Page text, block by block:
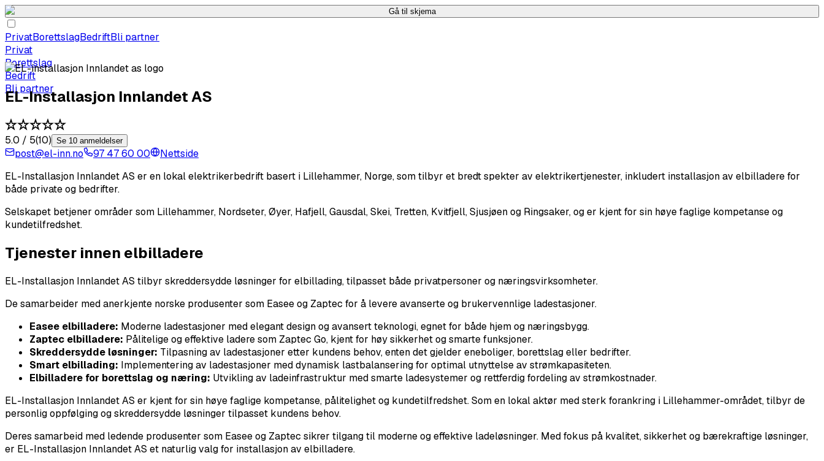
Gå til skjema
PrivatBorettslagBedriftBli partner
Privat
Borettslag
Bedrift
Bli partner
EL-Installasjon Innlandet AS
5.0 / 5(10) Se 10 anmeldelser
post@el-inn.no 97 47 60 00
Nettside
EL-Installasjon Innlandet AS er en lokal elektrikerbedrift basert i Lillehammer, Norge, som tilbyr et bredt spekter av elektrikertjenester, inkludert installasjon av elbilladere for
både private og bedrifter.
Selskapet betjener områder som Lillehammer, Nordseter, Øyer, Hafjell, Gausdal, Skei, Tretten, Kvitfjell, Sjusjøen og Ringsaker, og er kjent for sin høye faglige kompetanse og
kundetilfredshet.
Tjenester innen elbilladere
EL-Installasjon Innlandet AS tilbyr skreddersydde løsninger for elbillading, tilpasset både privatpersoner og næringsvirksomheter.
De samarbeider med anerkjente norske produsenter som Easee og Zaptec for å levere avanserte og brukervennlige ladestasjoner.
Easee elbilladere: Moderne ladestasjoner med elegant design og avansert teknologi, egnet for både hjem og næringsbygg.
Zaptec elbilladere: Pålitelige og effektive ladere som Zaptec Go, kjent for høy sikkerhet og smarte funksjoner.
Skreddersydde løsninger: Tilpasning av ladestasjoner etter kundens behov, enten det gjelder eneboliger, borettslag eller bedrifter.
Smart elbillading: Implementering av ladestasjoner med dynamisk lastbalansering for optimal utnyttelse av strømkapasiteten.
Elbilladere for borettslag og næring: Utvikling av ladeinfrastruktur med smarte ladesystemer og rettferdig fordeling av strømkostnader.
EL-Installasjon Innlandet AS er kjent for sin høye faglige kompetanse, pålitelighet og kundetilfredshet. Som en lokal aktør med sterk forankring i Lillehammer-området, tilbyr de
personlig oppfølging og skreddersydde løsninger tilpasset kundens behov.
Deres samarbeid med ledende produsenter som Easee og Zaptec sikrer tilgang til moderne og effektive ladeløsninger. Med fokus på kvalitet, sikkerhet og bærekraftige løsninger,
er EL-Installasjon Innlandet AS et naturlig valg for installasjon av elbilladere.